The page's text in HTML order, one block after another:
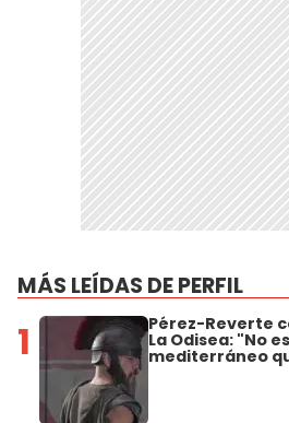
MÁS LEÍDAS DE PERFIL
1 Pérez-Reverte
La Odisea: "No
mediterráneo